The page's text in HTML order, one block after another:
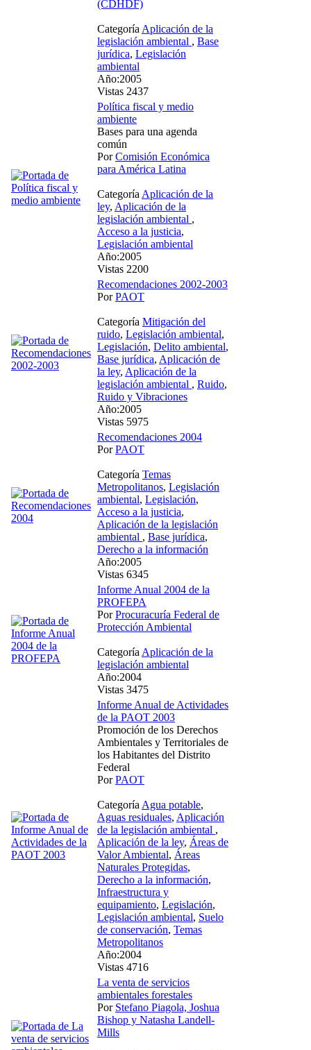
(CDHDF)
Categoría Aplicación de la
legislación ambiental , Base
jurídica, Legislación
ambiental
Año:2005
Vistas 2437
Política fiscal y medio
ambiente
Bases para una agenda
común
PorComisión Económica
para América Latina
Categoría Aplicación de la
ley, Aplicación de la
legislación ambiental ,
Acceso a la justicia,
Legislación ambiental
Año:2005
Vistas 2200
Recomendaciones 2002-2003
PorPAOT
Categoría Mitigación del
ruido, Legislación ambiental,
Legislación, Delito ambiental,
Base jurídica, Aplicación de
la ley, Aplicación de la
legislación ambiental , Ruido,
Ruido y Vibraciones
Año:2005
Vistas 5975
Recomendaciones 2004
PorPAOT
Categoría Temas
Metropolitanos, Legislación
ambiental, Legislación,
Acceso a la justicia,
Aplicación de la legislación
ambiental , Base jurídica,
Derecho a la información
Año:2005
Vistas 6345
Informe Anual 2004 de la
PROFEPA
PorProcuracuría Federal de
Protección Ambiental
Categoría Aplicación de la
legislación ambiental
Año:2004
Vistas 3475
Informe Anual de Actividades
de la PAOT 2003
Promoción de los Derechos
Ambientales y Territoriales de
los Habitantes del Distrito
Federal
PorPAOT
Categoría Agua potable,
Aguas residuales, Aplicación
de la legislación ambiental ,
Aplicación de la ley, Áreas de
Valor Ambiental, Áreas
Naturales Protegidas,
Derecho a la información,
Infraestructura y
equipamiento, Legislación,
Legislación ambiental, Suelo
de conservación, Temas
Metropolitanos
Año:2004
Vistas 4716
La venta de servicios
ambientales forestales
Por Stefano Piagola, Joshua
Bishop y Natasha Landell-
Mills